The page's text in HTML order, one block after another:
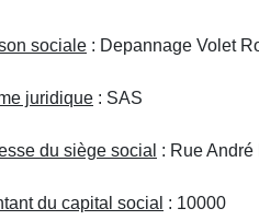
sociale : Depannage Volet
juridique : SAS
du siège social : Rue
du capital social : 10000